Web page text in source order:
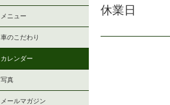
休業日
メニュー
車のこだわり
カレンダー
写真
メールマガジン